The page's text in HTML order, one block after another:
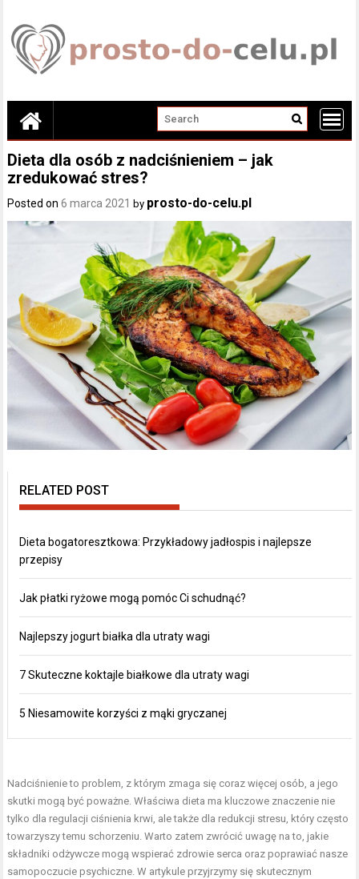
content
Dieta dla osób z nadciśnieniem – jak
zredukować stres?
Posted on6 marca 2021 by prosto-do-celu.pl
RELATED POST
Dieta bogatoresztkowa: Przykładowy jadłospis i najlepsze
przepisy
Jak płatki ryżowe mogą pomóc Ci schudnąć?
Najlepszy jogurt białka dla utraty wagi
7 Skuteczne koktajle białkowe dla utraty wagi
5 Niesamowite korzyści z mąki gryczanej
Nadciśnienie to problem, z którym zmaga się coraz więcej osób, a jego
skutki mogą być poważne. Właściwa dieta ma kluczowe znaczenie nie
tylko dla regulacji ciśnienia krwi, ale także dla redukcji stresu, który często
towarzyszy temu schorzeniu. Warto zatem zwrócić uwagę na to, jakie
składniki odżywcze mogą wspierać zdrowie serca oraz poprawiać nasze
samopoczucie psychiczne. W artykule przyjrzymy się skutecznym